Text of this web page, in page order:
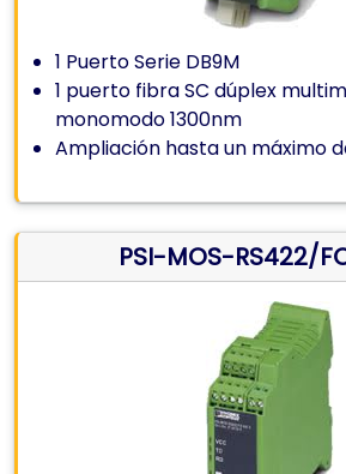
1 Puerto Serie DB9M
1 puerto fibra SC dúplex
monomodo 1300nm
Ampliación hasta un máximo
PSI-MOS-RS422/